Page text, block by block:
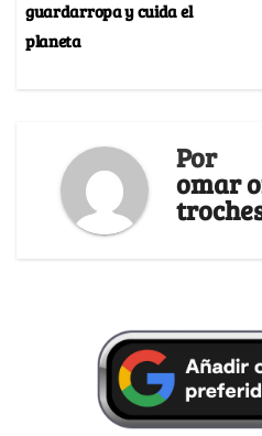
guardarropa y cuida el
planeta
Por
omar